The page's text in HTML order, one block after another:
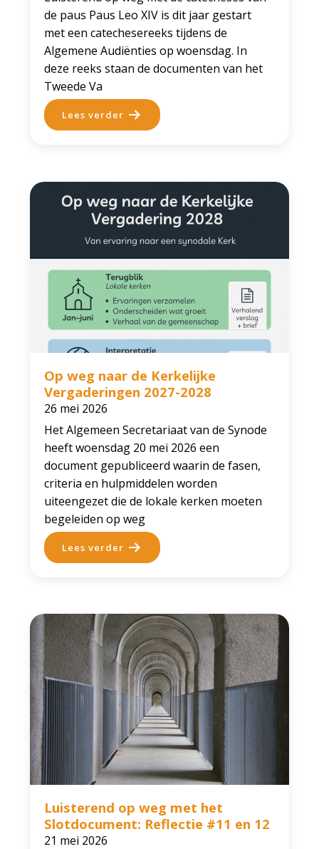
de paus Paus Leo XIV is dit jaar gestart
met een catechesereeks tijdens de
Algemene Audiënties op woensdag. In
deze reeks staan de documenten van het
Tweede Va
Lees verder
Op weg naar de Kerkelijke
Vergaderingen 2027-2028
26 mei 2026
Het Algemeen Secretariaat van de Synode
heeft woensdag 20 mei 2026 een
document gepubliceerd waarin de fasen,
criteria en hulpmiddelen worden
uiteengezet die de lokale kerken moeten
begeleiden op weg
Lees verder
Luisterend op weg met het
Slotdocument: Reflectie #11 en 12
21 mei 2026